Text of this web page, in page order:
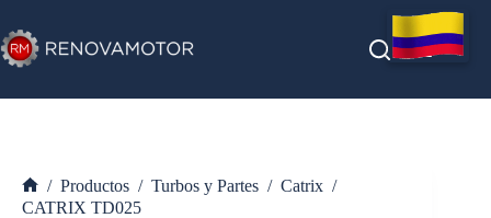
al
contenido
Inicio
/ Productos / Turbos y Partes / Catrix /
CATRIX TD025